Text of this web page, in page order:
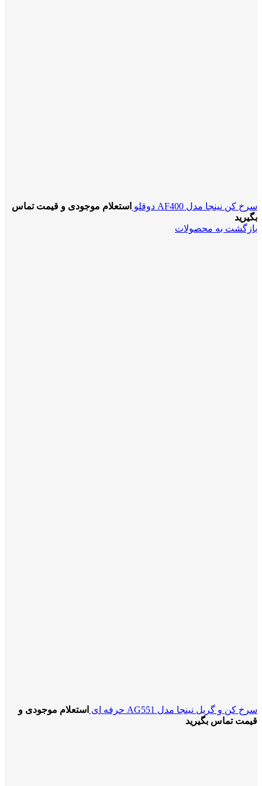
سرخ کن نینجا مدل AF400 دوقلو
استعلام موجودی و قیمت تماس
بگیرید
بازگشت به محصولات
سرخ کن و گریل نینجا مدل AG551 حرفه ای
استعلام موجودی و
قیمت تماس بگیرید